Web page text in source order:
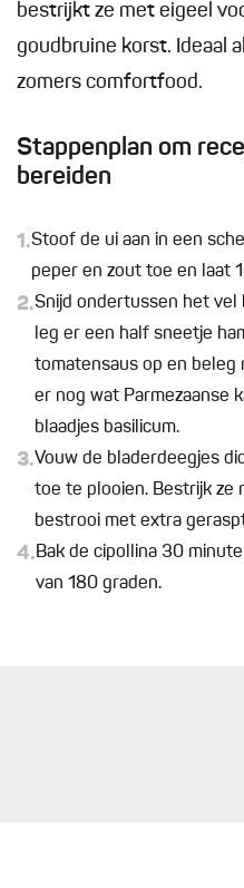
bestrijkt ze met eigeel
goudbruine korst. Ideaal
zomers comfortfood.
Stappenplan om
bereiden
1.Stoof de ui aan in een
peper en zout toe en laat
2.Snijd ondertussen het vel
leg er een half sneetje
tomatensaus op en beleg
er nog wat Parmezaanse
blaadjes basilicum.
3.Vouw de bladerdeegjes
toe te plooien. Bestrijk ze
bestrooi met extra
4.Bak de cipollina 30
van 180 graden.